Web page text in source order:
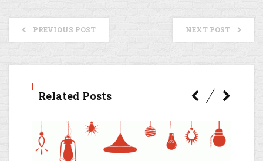
PREVIOUS POST NEXT POST
Related Posts